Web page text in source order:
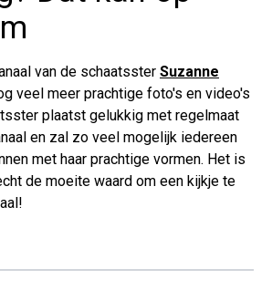
van de schaatsster Suzanne
veel meer prachtige foto's en video's
plaatst gelukkig met regelmaat
en zal zo veel mogelijk iedereen
met haar prachtige vormen. Het is
de moeite waard om een kijkje te